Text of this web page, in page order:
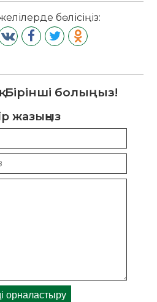
бөлісіңіз:
Бірінші болыңыз!
жазыңыз